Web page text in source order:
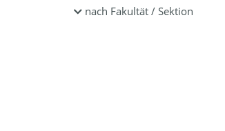
nach Fakultät / Sektion